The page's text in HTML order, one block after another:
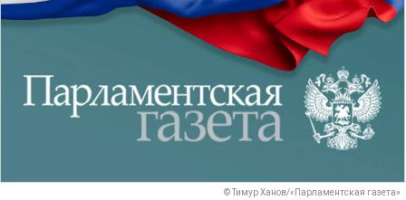
© Тимур Ханов/«Парламентская газета»